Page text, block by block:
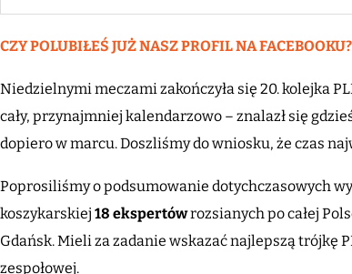
CZY POLUBIŁEŚ JUŻ NASZ PROFIL NA
Niedzielnymi meczami zakończyła się 20. kolejka
cały, przynajmniej kalendarzowo – znalazł się
dopiero w marcu. Doszliśmy do wniosku, że czas
Poprosiliśmy o podsumowanie dotychczasowych
koszykarskiej 18 ekspertówrozsianych po całej
Gdańsk. Mieli za zadanie wskazać najlepszą trójkę
zespołowej.